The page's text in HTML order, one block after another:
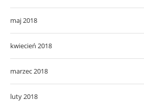
maj 2018
kwiecień 2018
marzec 2018
luty 2018